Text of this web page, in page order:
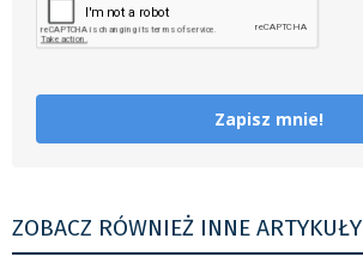
Zapisz mnie!
ZOBACZ RÓWNIEŻ INNE ARTYKUŁY